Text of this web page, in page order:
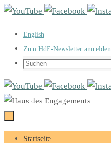
Zum
springen
English
Zum HdE-Newsletter anmelden
Suchen
Zum
Startseite